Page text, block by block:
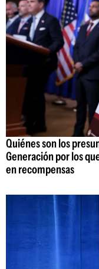
Quiénes son los
Generación por los
en recompensas